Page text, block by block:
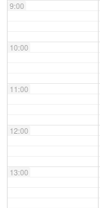
9:00
10:00
11:00
12:00
13:00